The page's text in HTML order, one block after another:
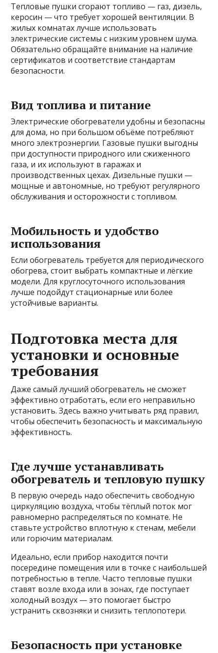
Тепловые пушки сгорают топливо — газ, дизель,
керосин — что требует хорошей вентиляции. В
жилых комнатах лучше использовать
электрические системы с низким уровнем шума.
Обязательно обращайте внимание на наличие
сертификатов и соответствие стандартам
безопасности.
Вид топлива и питание
Электрические обогреватели удобны и безопасны
для дома, но при большом объёме потребляют
много электроэнергии. Газовые пушки выгодны
при доступности природного или сжиженного
газа, и их используют в гаражах и
производственных цехах. Дизельные пушки —
мощные и автономные, но требуют регулярного
обслуживания и осторожности с топливом.
Мобильность и удобство
использования
Если обогреватель требуется для периодического
обогрева, стоит выбрать компактные и лёгкие
модели. Для круглосуточного использования
лучше подойдут стационарные или более
устойчивые варианты.
Подготовка места для
установки и основные
требования
Даже самый лучший обогреватель не сможет
эффективно отработать, если его неправильно
установить. Здесь важно учитывать ряд правил,
чтобы обеспечить безопасность и максимальную
эффективность.
Где лучше устанавливать
обогреватель и тепловую пушку
В первую очередь надо обеспечить свободную
циркуляцию воздуха, чтобы тёплый поток мог
равномерно распределяться по комнате. Не
ставьте устройство вплотную к стенам, мебели
или горючим материалам.
Идеально, если прибор находится почти
посередине помещения или в точке с наибольшей
потребностью в тепле. Часто тепловые пушки
ставят возле входа или в зонах, где поступает
холодный воздух — это помогает быстро
устранить сквозняки и снизить теплопотери.
Безопасность при установке